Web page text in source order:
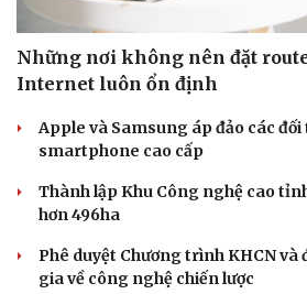
Những nơi không nên đặt
Internet luôn ổn định
Apple và Samsung áp đảo các
smartphone cao cấp
Thành lập Khu Công nghệ cao
hơn 496ha
Phê duyệt Chương trình KHCN và
gia về công nghệ chiến lược